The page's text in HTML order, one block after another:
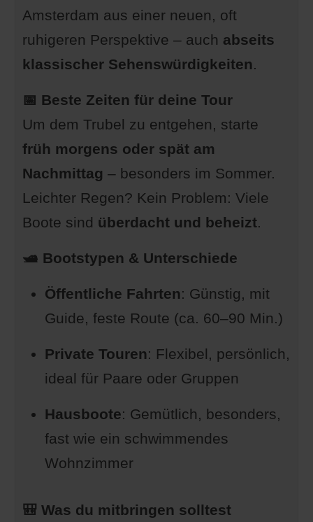
🎧 Sprachen & Audio-Guides – so
verstehst du auch, was du siehst
📍 Diese Sehenswürdigkeiten
🧒 Tipp für Familien mit Kindern
🎟 Insider-Tipp: Kombiangebote
clever nutzen
🤯 Interessante oder humorvolle
Fakten über Amsterdams
Grachten
Amsterdam aus einer neuen, oft
ruhigeren Perspektive – auch abseits
klassischer Sehenswürdigkeiten.
📅 Beste Zeiten für deine Tour
Um dem Trubel zu entgehen, starte
früh morgens oder spät am
Nachmittag – besonders im Sommer.
Leichter Regen? Kein Problem: Viele
Boote sind überdacht und beheizt.
🛥️ Bootstypen & Unterschiede
Öffentliche Fahrten: Günstig, mit
Guide, feste Route (ca. 60–90 Min.)
Private Touren: Flexibel, persönlich,
ideal für Paare oder Gruppen
Hausboote: Gemütlich, besonders,
fast wie ein schwimmendes
Wohnzimmer
🎒 Was du mitbringen solltest